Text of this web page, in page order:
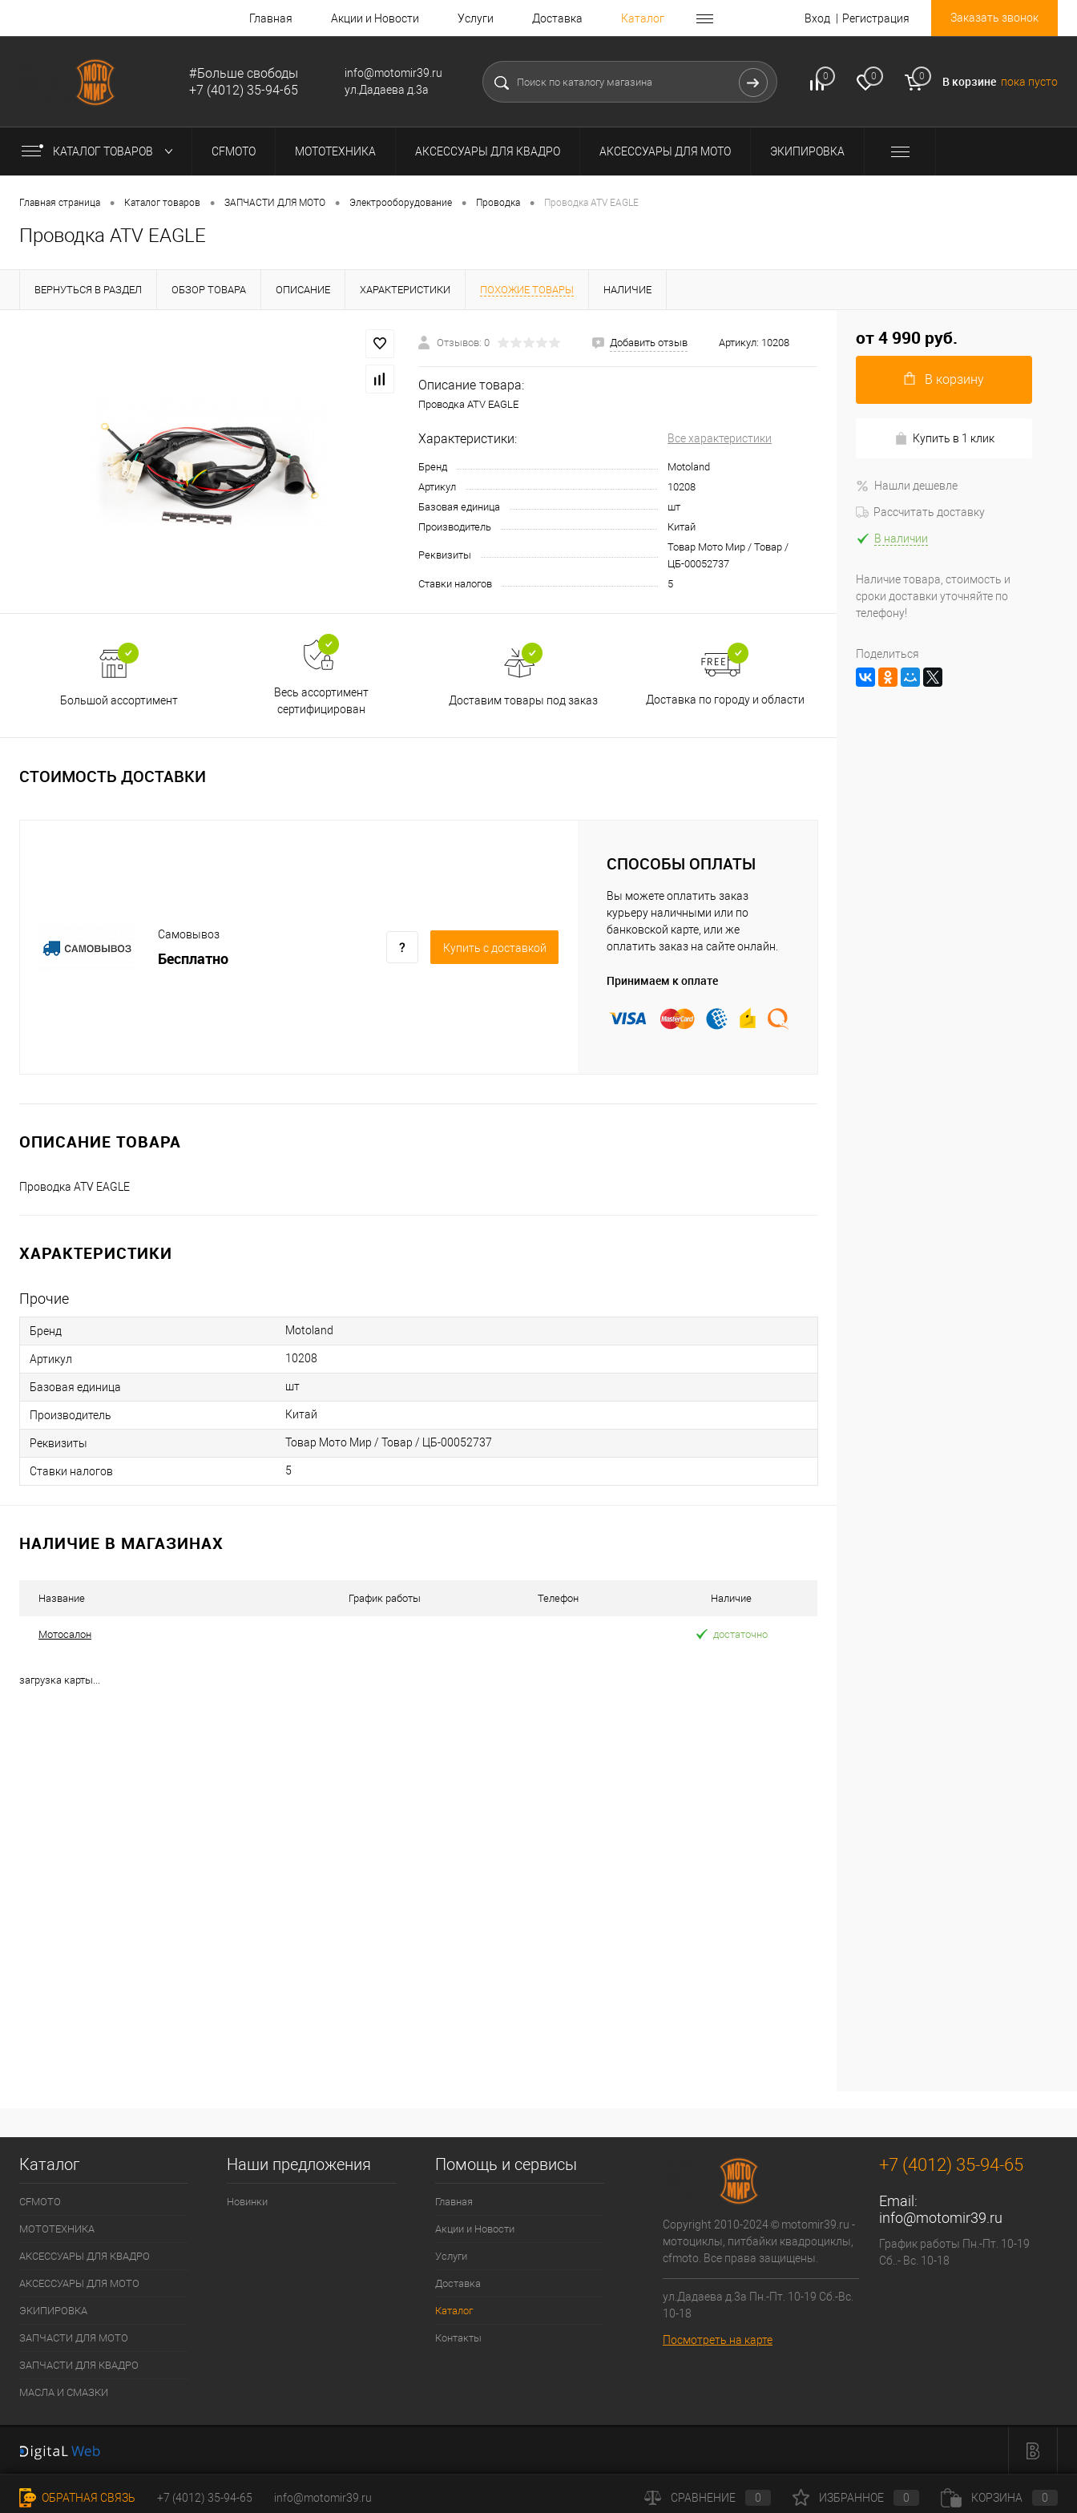
Главная Акции и Новости Услуги Доставка Каталог Вход Регистрация Заказать звонок
#Больше свободы
+7 (4012) 35-94-65
info@motomir39.ru
ул.Дадаева д.3а
0 0 0 В корзине пока пусто
КАТАЛОГ ТОВАРОВ CFMOTO МОТОТЕХНИКА АКСЕССУАРЫ ДЛЯ КВАДРО АКСЕССУАРЫ ДЛЯ МОТО ЭКИПИРОВКА
Главная страница • Каталог товаров • ЗАПЧАСТИ ДЛЯ МОТО • Электрооборудование • Проводка • Проводка ATV EAGLE
Проводка ATV EAGLE
ВЕРНУТЬСЯ В РАЗДЕЛ ОБЗОР ТОВАРА ОПИСАНИЕ ХАРАКТЕРИСТИКИ ПОХОЖИЕ ТОВАРЫ НАЛИЧИЕ
Отзывов: 0 Добавить отзыв Артикул: 10208
Описание товара:
Проводка ATV EAGLE
Характеристики: Все характеристики
Бренд
Motoland
Артикул
10208
Базовая единица
шт
Производитель
Китай
Реквизиты
Товар Мото Мир / Товар /
ЦБ-00052737
Ставки налогов
5
Большой ассортимент
Весь ассортимент
сертифицирован
Доставим товары под заказ Доставка по городу и области
СТОИМОСТЬ ДОСТАВКИ
Самовывоз
Бесплатно
Купить c доставкой
СПОСОБЫ ОПЛАТЫ
Вы можете оплатить заказ
курьеру наличными или по
банковской карте, или же
оплатить заказ на сайте онлайн.
Принимаем к оплате
ОПИСАНИЕ ТОВАРА
Проводка ATV EAGLE
ХАРАКТЕРИСТИКИ
Прочие
Бренд Motoland
Артикул 10208
Базовая единица шт
Производитель Китай
Реквизиты Товар Мото Мир / Товар / ЦБ-00052737
Ставки налогов 5
НАЛИЧИЕ В МАГАЗИНАХ
Название График работы Телефон Наличие
Мотосалон достаточно
загрузка карты...
от 4 990 руб.
В корзину
Купить в 1 клик
Нашли дешевле
Рассчитать доставку
В наличии
Наличие товара, стоимость и
сроки доставки уточняйте по
телефону!
Поделиться
Каталог
CFMOTO
МОТОТЕХНИКА
АКСЕССУАРЫ ДЛЯ КВАДРО
АКСЕССУАРЫ ДЛЯ МОТО
ЭКИПИРОВКА
ЗАПЧАСТИ ДЛЯ МОТО
ЗАПЧАСТИ ДЛЯ КВАДРО
МАСЛА И СМАЗКИ
Наши предложения
Новинки
Помощь и сервисы
Главная
Акции и Новости
Услуги
Доставка
Каталог
Контакты
Copyright 2010-2024 © motomir39.ru -
мотоциклы, питбайки квадроциклы,
cfmoto. Все права защищены.
ул.Дадаева д.3а Пн.-Пт. 10-19 Сб.-Вс.
10-18
Посмотреть на карте
+7 (4012) 35-94-65
Email:
info@motomir39.ru
График работы Пн.-Пт. 10-19
Сб..- Вс. 10-18
ОБРАТНАЯ СВЯЗЬ +7 (4012) 35-94-65 info@motomir39.ru СРАВНЕНИЕ 0 ИЗБРАННОЕ 0 КОРЗИНА 0